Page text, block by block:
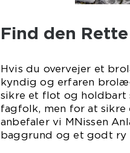
Find den
Hvis du overvejer et
kyndig og erfaren
sikre et flot og holdbart
fagfolk, men for at
anbefaler vi MNissen
baggrund og et godt ry